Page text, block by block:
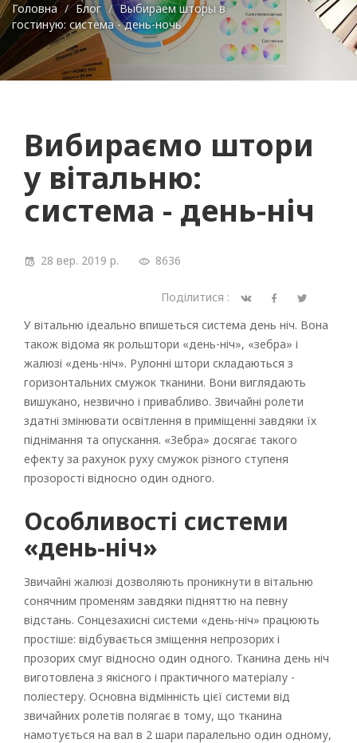
Головна Блог
Выбираем шторы в
гостиную: система - день-ночь
Вибираємо штори
у вітальню:
система - день-ніч
28 вер. 2019 р. 8636
Поділитися :
У вітальню ідеально впишеться система день ніч. Вона
також відома як рольштори «день-ніч», «зебра» і
жалюзі «день-ніч». Рулонні штори складаються з
горизонтальних смужок тканини. Вони виглядають
вишукано, незвично і привабливо. Звичайні ролети
здатні змінювати освітлення в приміщенні завдяки їх
піднімання та опускання. «Зебра» досягає такого
ефекту за рахунок руху смужок різного ступеня
прозорості відносно один одного.
Особливості системи
«день-ніч»
Звичайні жалюзі дозволяють проникнути в вітальню
сонячним променям завдяки підняттю на певну
відстань. Сонцезахисні системи «день-ніч» працюють
простіше: відбувається зміщення непрозорих і
прозорих смуг відносно один одного. Тканина день ніч
виготовлена з якісного і практичного матеріалу -
поліестеру. Основна відмінність цієї системи від
звичайних ролетів полягає в тому, що тканина
намотується на вал в 2 шари паралельно один одному,